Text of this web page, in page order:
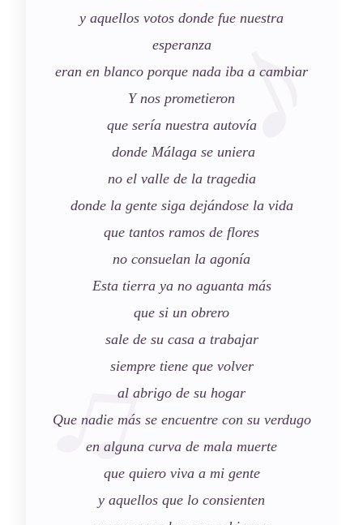
y aquellos votos donde fue nuestra
esperanza
eran en blanco porque nada iba a cambiar
Y nos prometieron
que sería nuestra autovía
donde Málaga se uniera
no el valle de la tragedia
donde la gente siga dejándose la vida
que tantos ramos de flores
no consuelan la agonía
Esta tierra ya no aguanta más
que si un obrero
sale de su casa a trabajar
siempre tiene que volver
al abrigo de su hogar
Que nadie más se encuentre con su verdugo
en alguna curva de mala muerte
que quiero viva a mi gente
y aquellos que lo consienten